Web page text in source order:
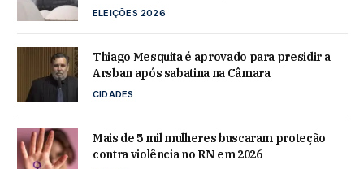
ELEIÇÕES 2026
Thiago Mesquita é aprovado para presidir a
Arsban após sabatina na Câmara
CIDADES
Mais de 5 mil mulheres buscaram proteção
contra violência no RN em 2026